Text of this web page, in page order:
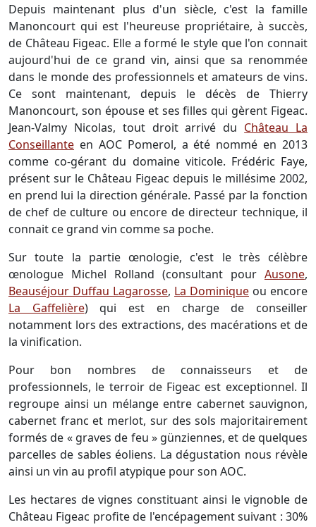
Depuis maintenant plus d'un siècle, c'est la famille
Manoncourt qui est l'heureuse propriétaire, à succès,
de Château Figeac. Elle a formé le style que l'on connait
aujourd'hui de ce grand vin, ainsi que sa renommée
dans le monde des professionnels et amateurs de vins.
Ce sont maintenant, depuis le décès de Thierry
Manoncourt, son épouse et ses filles qui gèrent Figeac.
Jean-Valmy Nicolas, tout droit arrivé du Château La
Conseillante en AOC Pomerol, a été nommé en 2013
comme co-gérant du domaine viticole. Frédéric Faye,
présent sur le Château Figeac depuis le millésime 2002,
en prend lui la direction générale. Passé par la fonction
de chef de culture ou encore de directeur technique, il
connait ce grand vin comme sa poche.
Sur toute la partie œnologie, c'est le très célèbre
œnologue Michel Rolland (consultant pour Ausone,
Beauséjour Duffau Lagarosse, La Dominique ou encore
La Gaffelière) qui est en charge de conseiller
notamment lors des extractions, des macérations et de
la vinification.
Pour bon nombres de connaisseurs et de
professionnels, le terroir de Figeac est exceptionnel. Il
regroupe ainsi un mélange entre cabernet sauvignon,
cabernet franc et merlot, sur des sols majoritairement
formés de « graves de feu » günziennes, et de quelques
parcelles de sables éoliens. La dégustation nous révèle
ainsi un vin au profil atypique pour son AOC.
Les hectares de vignes constituant ainsi le vignoble de
Château Figeac profite de l'encépagement suivant : 30%